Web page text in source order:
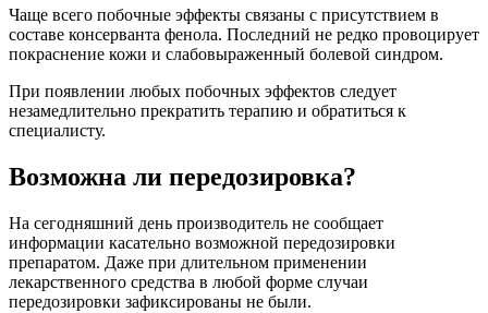
Чаще всего побочные эффекты связаны с присутствием в
составе консерванта фенола. Последний не редко провоцирует
покраснение кожи и слабовыраженный болевой синдром.
При появлении любых побочных эффектов следует
незамедлительно прекратить терапию и обратиться к
специалисту.
Возможна ли передозировка?
На сегодняшний день производитель не сообщает
информации касательно возможной передозировки
препаратом. Даже при длительном применении
лекарственного средства в любой форме случаи
передозировки зафиксированы не были.